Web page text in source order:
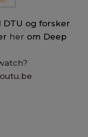
DTU og forsker
her om Deep